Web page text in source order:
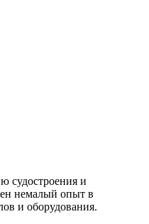
судостроения и
немалый опыт в
и оборудования.